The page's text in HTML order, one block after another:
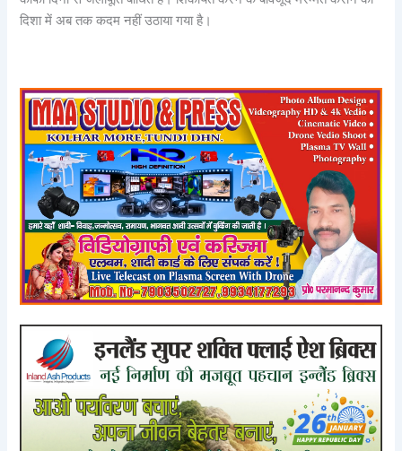
दिशा में अब तक कदम नहीं उठाया गया है।